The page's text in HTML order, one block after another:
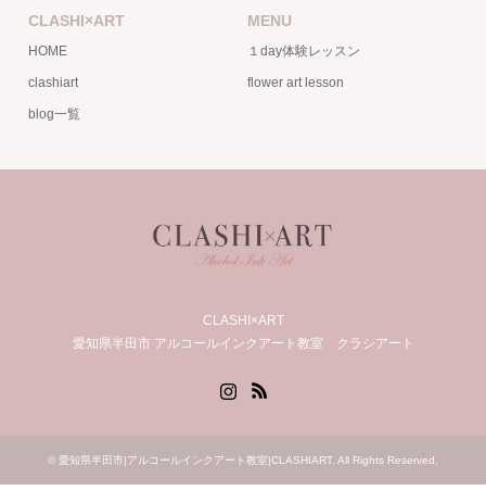
CLASHI×ART
HOME
clashiart
blog一覧
MENU
１day体験レッスン
flower art lesson
CLASHI×ART
愛知県半田市 アルコールインクアート教室 クラシアート
© 愛知県半田市|アルコールインクアート教室|CLASHIART. All Rights Reserved.